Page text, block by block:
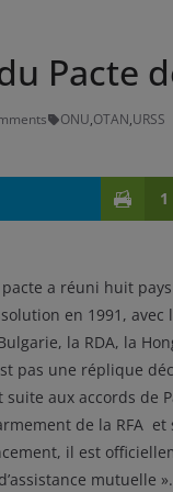
Pacte
ONU,OTAN,URSS
1
pacte a réuni huit pays
en 1991, avec
la RDA, la
pas une réplique
suite aux accords de
de la RFA et
il est
mutuelle ».